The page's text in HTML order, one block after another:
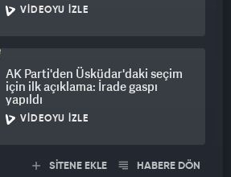
VIDEOYU İZLE
AK Parti'den Üsküdar'daki seçim
için ilk açıklama: İrade gaspı
yapıldı
VIDEOYU İZLE
SİTENE EKLE HABERE DÖN